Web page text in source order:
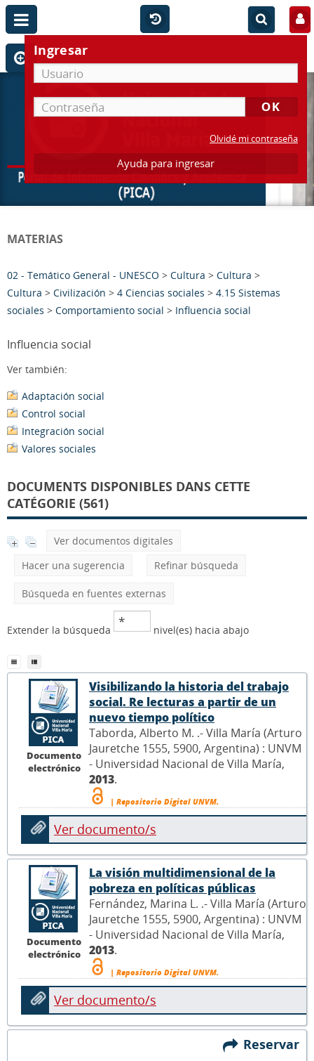
Ingresar
Olvidé mi contraseña
Ayuda para ingresar
MATERIAS
02 - Temático General - UNESCO > Cultura > Cultura >
Cultura > Civilización > 4 Ciencias sociales > 4.15 Sistemas
sociales > Comportamiento social > Influencia social
Influencia social
Ver también:
Adaptación social
Control social
Integración social
Valores sociales
DOCUMENTS DISPONIBLES DANS CETTE
CATÉGORIE (561)
Ver documentos digitales
Hacer una sugerencia
Refinar búsqueda
Búsqueda en fuentes externas
Extender la búsqueda nivel(es) hacia abajo
Documento
electrónico
Visibilizando la historia del trabajo
social. Re lecturas a partir de un
nuevo tiempo político
Taborda, Alberto M. .- Villa María (Arturo
Jauretche 1555, 5900, Argentina) : UNVM
- Universidad Nacional de Villa María,
2013.
| Repositorio Digital UNVM.
Ver documento/s
Documento
electrónico
La visión multidimensional de la
pobreza en políticas públicas
Fernández, Marina L. .- Villa María (Arturo
Jauretche 1555, 5900, Argentina) : UNVM
- Universidad Nacional de Villa María,
2013.
| Repositorio Digital UNVM.
Ver documento/s
Reservar